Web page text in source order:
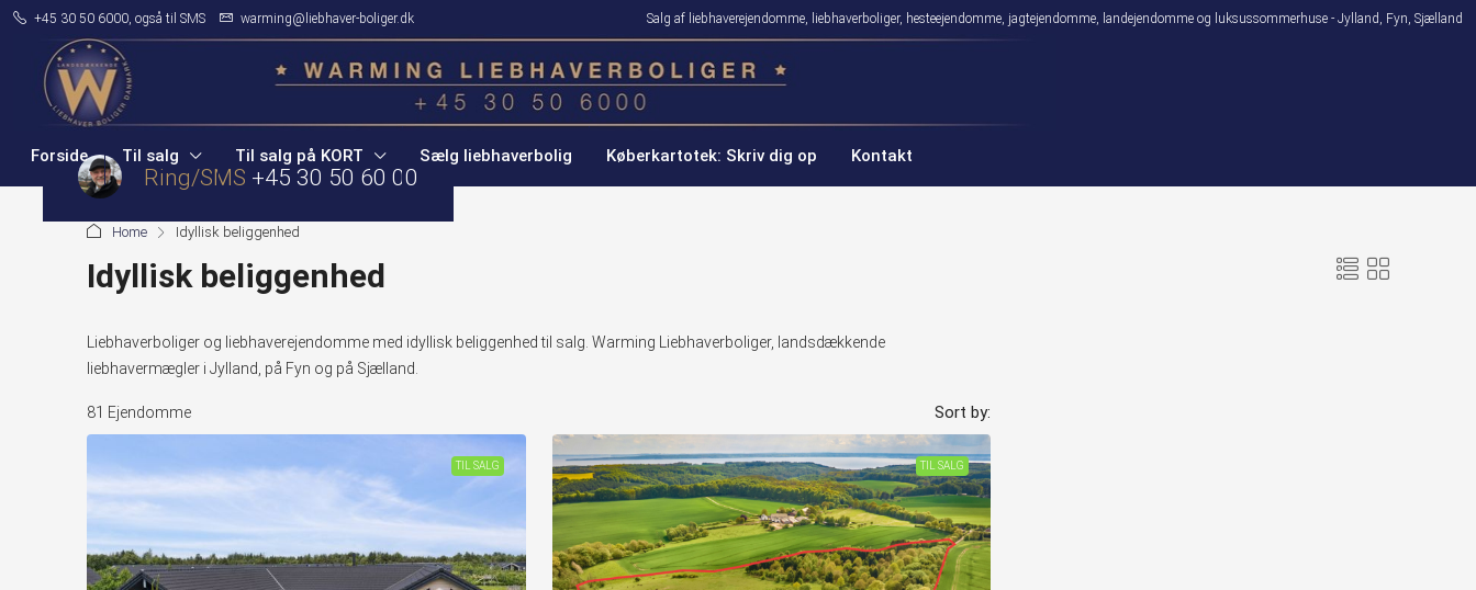
+45 30 50 6000, også til SMS warming@liebhaver-boliger.dk Salg af liebhaverejendomme, liebhaverboliger, hesteejendomme, jagtejendomme, landejendomme og luksussommerhuse - Jylland, Fyn, Sjælland
Ring/SMS +45 30 50 60 00
Forside Til salg Til salg på KORT Sælg liebhaverbolig Køberkartotek: Skriv dig op Kontakt
Home Idyllisk beliggenhed
Idyllisk beliggenhed
Liebhaverboliger og liebhaverejendomme med idyllisk beliggenhed til salg. Warming Liebhaverboliger, landsdækkende
liebhavermægler i Jylland, på Fyn og på Sjælland.
81 Ejendomme Sort by:
TIL SALG TIL SALG